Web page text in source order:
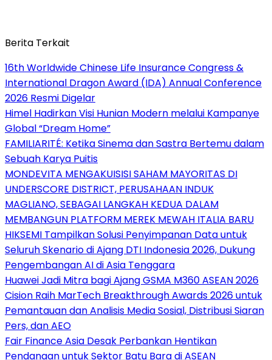
Berita Terkait
16th Worldwide Chinese Life Insurance Congress &
International Dragon Award (IDA) Annual Conference
2026 Resmi Digelar
Himel Hadirkan Visi Hunian Modern melalui Kampanye
Global “Dream Home”
FAMILIARITÉ: Ketika Sinema dan Sastra Bertemu dalam
Sebuah Karya Puitis
MONDEVITA MENGAKUISISI SAHAM MAYORITAS DI
UNDERSCORE DISTRICT, PERUSAHAAN INDUK
MAGLIANO, SEBAGAI LANGKAH KEDUA DALAM
MEMBANGUN PLATFORM MEREK MEWAH ITALIA BARU
HIKSEMI Tampilkan Solusi Penyimpanan Data untuk
Seluruh Skenario di Ajang DTI Indonesia 2026, Dukung
Pengembangan AI di Asia Tenggara
Huawei Jadi Mitra bagi Ajang GSMA M360 ASEAN 2026
Cision Raih MarTech Breakthrough Awards 2026 untuk
Pemantauan dan Analisis Media Sosial, Distribusi Siaran
Pers, dan AEO
Fair Finance Asia Desak Perbankan Hentikan
Pendanaan untuk Sektor Batu Bara di ASEAN